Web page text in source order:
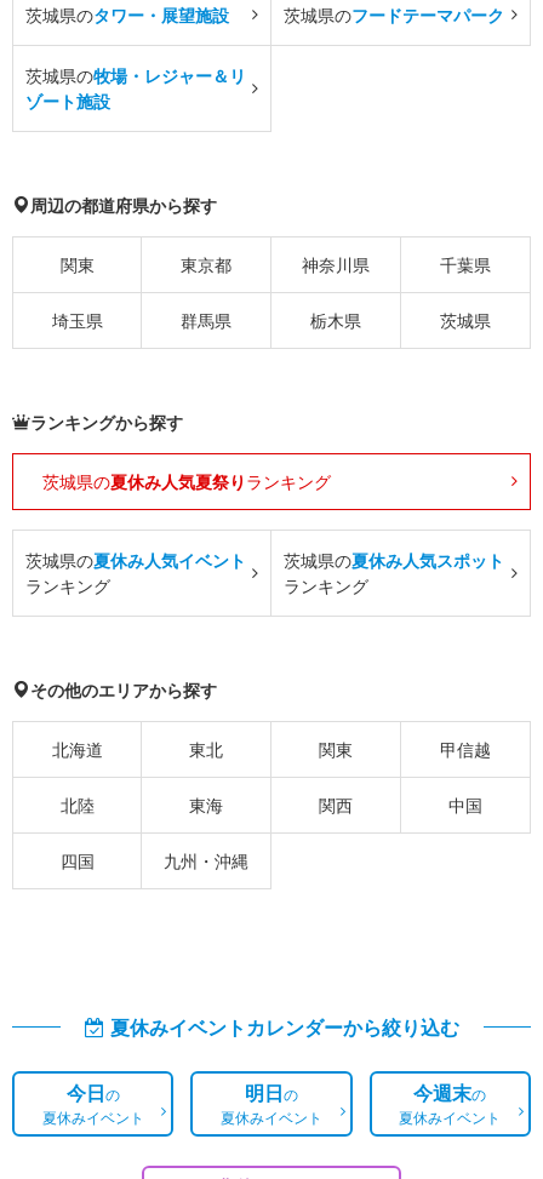
茨城県のタワー・展望施設 茨城県のフードテーマパーク
茨城県の牧場・レジャー＆リ
ゾート施設
周辺の都道府県から探す
関東 東京都 神奈川県 千葉県
埼玉県 群馬県 栃木県 茨城県
ランキングから探す
茨城県の夏休み人気夏祭り ランキング
茨城県の夏休み人気イベント
ランキング
茨城県の夏休み人気スポット
ランキング
その他のエリアから探す
北海道 東北 関東 甲信越
北陸 東海 関西 中国
四国 九州・沖縄
夏休みイベントカレンダーから絞り込む
今日の
夏休みイベント
明日の
夏休みイベント
今週末の
夏休みイベント